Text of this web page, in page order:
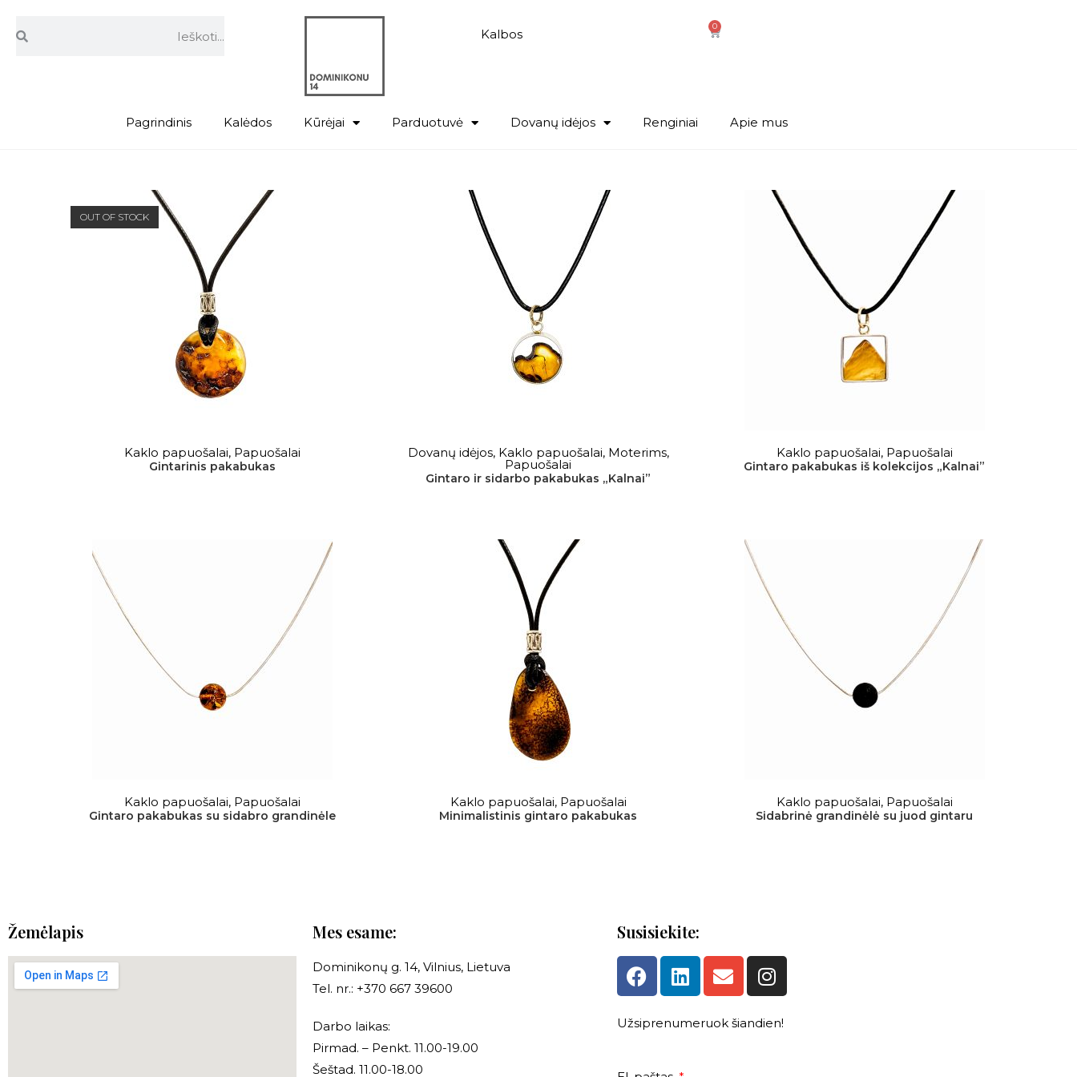
Kalbos
0
Pagrindinis Kalėdos Kūrėjai Parduotuvė Dovanų idėjos Renginiai Apie mus
OUT OF STOCK
DAUGIAU
Kaklo papuošalai, Papuošalai
Gintarinis pakabukas
DAUGIAU
Dovanų idėjos, Kaklo papuošalai, Moterims,
Papuošalai
Gintaro ir sidarbo pakabukas „Kalnai”
DAUGIAU
Kaklo papuošalai, Papuošalai
Gintaro pakabukas iš kolekcijos „Kalnai”
DAUGIAU
Kaklo papuošalai, Papuošalai
Gintaro pakabukas su sidabro grandinėle
DAUGIAU
Kaklo papuošalai, Papuošalai
Minimalistinis gintaro pakabukas
DAUGIAU
Kaklo papuošalai, Papuošalai
Sidabrinė grandinėlė su juod gintaru
Žemėlapis Mes esame:
Dominikonų g. 14, Vilnius, Lietuva
Tel. nr.: +370 667 39600
Darbo laikas:
Pirmad. – Penkt. 11.00-19.00
Šeštad. 11.00-18.00
Susisiekite:
Užsiprenumeruok šiandien!